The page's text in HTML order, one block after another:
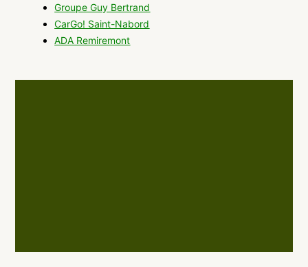
Groupe Guy Bertrand
CarGo! Saint-Nabord
ADA Remiremont